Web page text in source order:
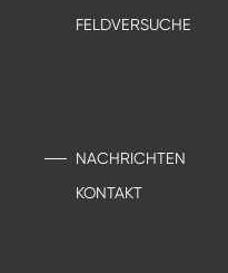
FELDVERSUCHE
NACHRICHTEN
KONTAKT